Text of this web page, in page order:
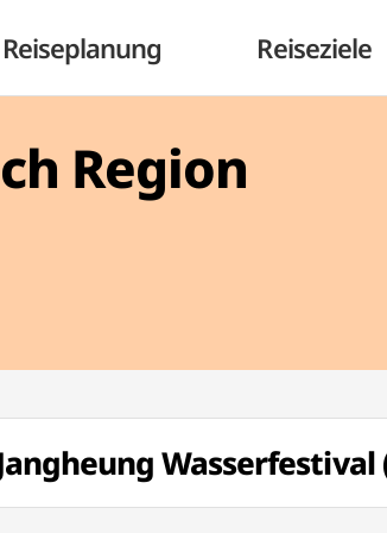
Reiseplanung Reiseziele
Region
Wasserfestival